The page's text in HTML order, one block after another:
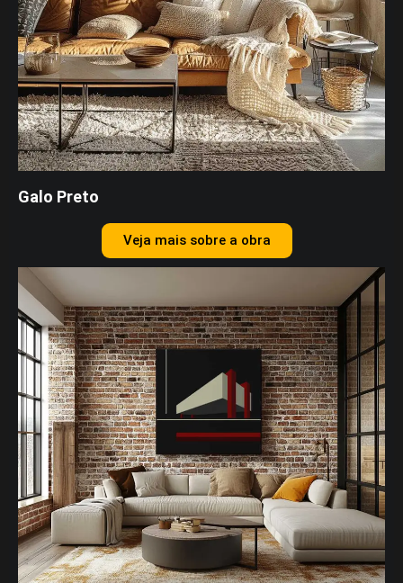
Galo Preto
Veja mais sobre a obra